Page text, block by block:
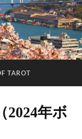
TAROT
2024年ボ